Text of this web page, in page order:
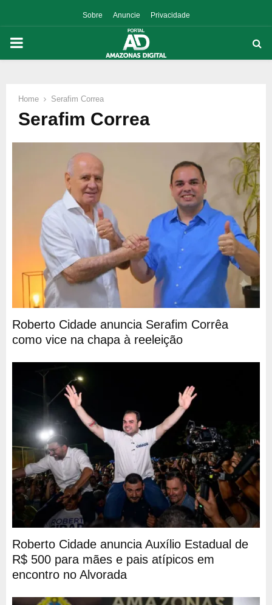
Sobre Anuncie Privacidade
PRIMARY
Home Serafim Correa
Serafim Correa
Roberto Cidade anuncia Serafim Corrêa
como vice na chapa à reeleição
Roberto Cidade anuncia Auxílio Estadual de
R$ 500 para mães e pais atípicos em
encontro no Alvorada